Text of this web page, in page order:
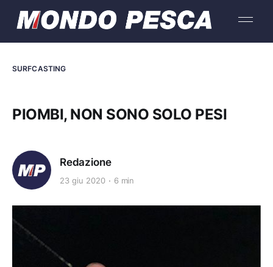
SURFCASTING
PIOMBI, NON SONO SOLO PESI
Redazione
23 giu 2020 6 min